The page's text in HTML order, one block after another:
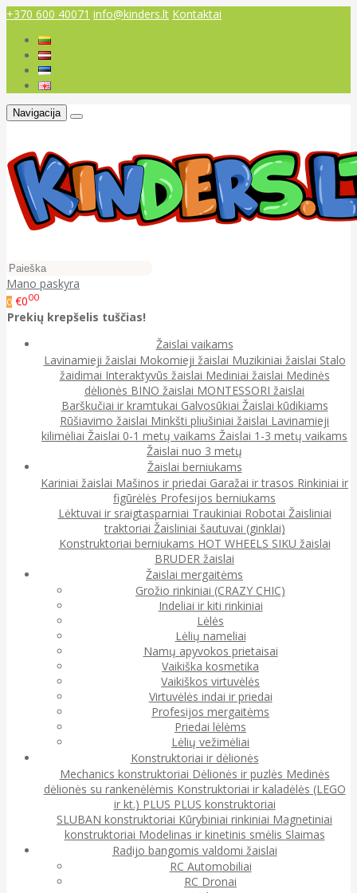
+370 600 40071 info@kinders.lt Kontaktai
Navigacija
Mano paskyra
0 €000
Prekių krepšelis tuščias!
Žaislai vaikams
Lavinamieji žaislai Mokomieji žaislai Muzikiniai žaislai Stalo
žaidimai Interaktyvūs žaislai Mediniai žaislai Medinės
dėlionės BINO žaislai MONTESSORI žaislai
Barškučiai ir kramtukai Galvosūkiai Žaislai kūdikiams
Rūšiavimo žaislai Minkšti pliušiniai žaislai Lavinamieji
kilimėliai Žaislai 0-1 metų vaikams Žaislai 1-3 metų vaikams
Žaislai nuo 3 metų
Žaislai berniukams
Kariniai žaislai Mašinos ir priedai Garažai ir trasos Rinkiniai ir
figūrėlės Profesijos berniukams
Lėktuvai ir sraigtasparniai Traukiniai Robotai Žaisliniai
traktoriai Žaisliniai šautuvai (ginklai)
Konstruktoriai berniukams HOT WHEELS SIKU žaislai
BRUDER žaislai
Žaislai mergaitėms
Grožio rinkiniai (CRAZY CHIC)
Indeliai ir kiti rinkiniai
Lėlės
Lėlių nameliai
Namų apyvokos prietaisai
Vaikiška kosmetika
Vaikiškos virtuvėlės
Virtuvėlės indai ir priedai
Profesijos mergaitėms
Priedai lėlėms
Lėlių vežimėliai
Konstruktoriai ir dėlionės
Mechanics konstruktoriai Dėlionės ir puzlės Medinės
dėlionės su rankenėlėmis Konstruktoriai ir kaladėlės (LEGO
ir kt.) PLUS PLUS konstruktoriai
SLUBAN konstruktoriai Kūrybiniai rinkiniai Magnetiniai
konstruktoriai Modelinas ir kinetinis smėlis Slaimas
Radijo bangomis valdomi žaislai
RC Automobiliai
RC Dronai